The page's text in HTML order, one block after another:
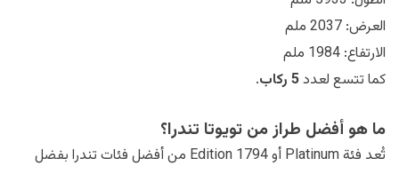
العرض: 2037 ملم
الارتفاع: 1984 ملم
كما تتسع لعدد5 ركاب .
ما هو أفضل طراز من تويوتا تندرا؟
تُعد فئة Platinum أو 1794 Edition من أفضل فئات تندرا بفضل